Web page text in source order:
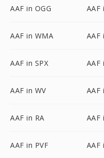
AAF in OGG AAF
AAF in WMA AAF
AAF in SPX AAF
AAF in WV AAF
AAF in RA AAF
AAF in PVF AAF